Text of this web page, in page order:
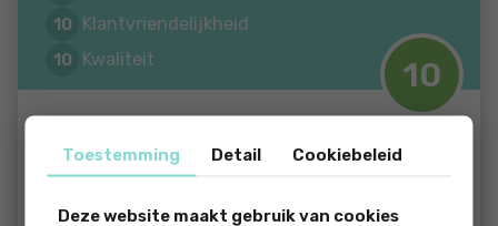
10
10 Klantvriendelijkheid
10 Kwaliteit
10 Service
10 Communicatie
Michiel van Diggelen
Klantgericht!
Toestemming Detail Cookiebeleid
Deze website maakt gebruik van cookies